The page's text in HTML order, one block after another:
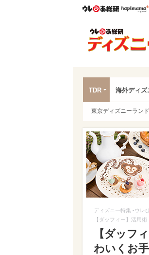
ウレぴ
TDR 海外ディズ
東京ディズニーランド
ディズニー特集 -ウレ
【ダッフィー】活用
【ダッフ
わいくお